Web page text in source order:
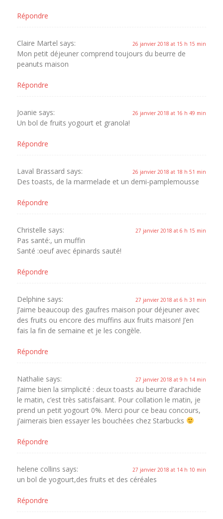
Répondre
Claire Martel says: 26 janvier 2018 at 15 h 15 min
Mon petit déjeuner comprend toujours du beurre de
peanuts maison
Répondre
Joanie says: 26 janvier 2018 at 16 h 49 min
Un bol de fruits yogourt et granola!
Répondre
Laval Brassard says: 26 janvier 2018 at 18 h 51 min
Des toasts, de la marmelade et un demi-pamplemousse
Répondre
Christelle says: 27 janvier 2018 at 6 h 15 min
Pas santé:, un muffin
Santé :oeuf avec épinards sauté!
Répondre
Delphine says: 27 janvier 2018 at 6 h 31 min
J’aime beaucoup des gaufres maison pour déjeuner avec
des fruits ou encore des muffins aux fruits maison! J’en
fais la fin de semaine et je les congèle.
Répondre
Nathalie says: 27 janvier 2018 at 9 h 14 min
J’aime bien la simplicité : deux toasts au beurre d’arachide
le matin, c’est très satisfaisant. Pour collation le matin, je
prend un petit yogourt 0%. Merci pour ce beau concours,
j’aimerais bien essayer les bouchées chez Starbucks
Répondre
helene collins says: 27 janvier 2018 at 14 h 10 min
un bol de yogourt,des fruits et des céréales
Répondre